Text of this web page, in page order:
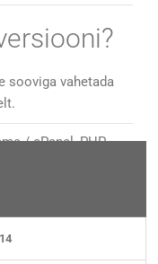
sooviga vahetada
/cPanel,PHP